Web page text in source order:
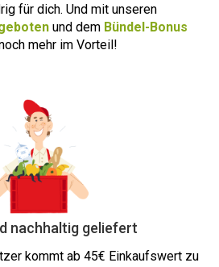
für dich. Und mit unseren
und dem Bündel-Bonus
mehr im Vorteil!
nachhaltig geliefert
kommt ab 45€ Einkaufswert zu